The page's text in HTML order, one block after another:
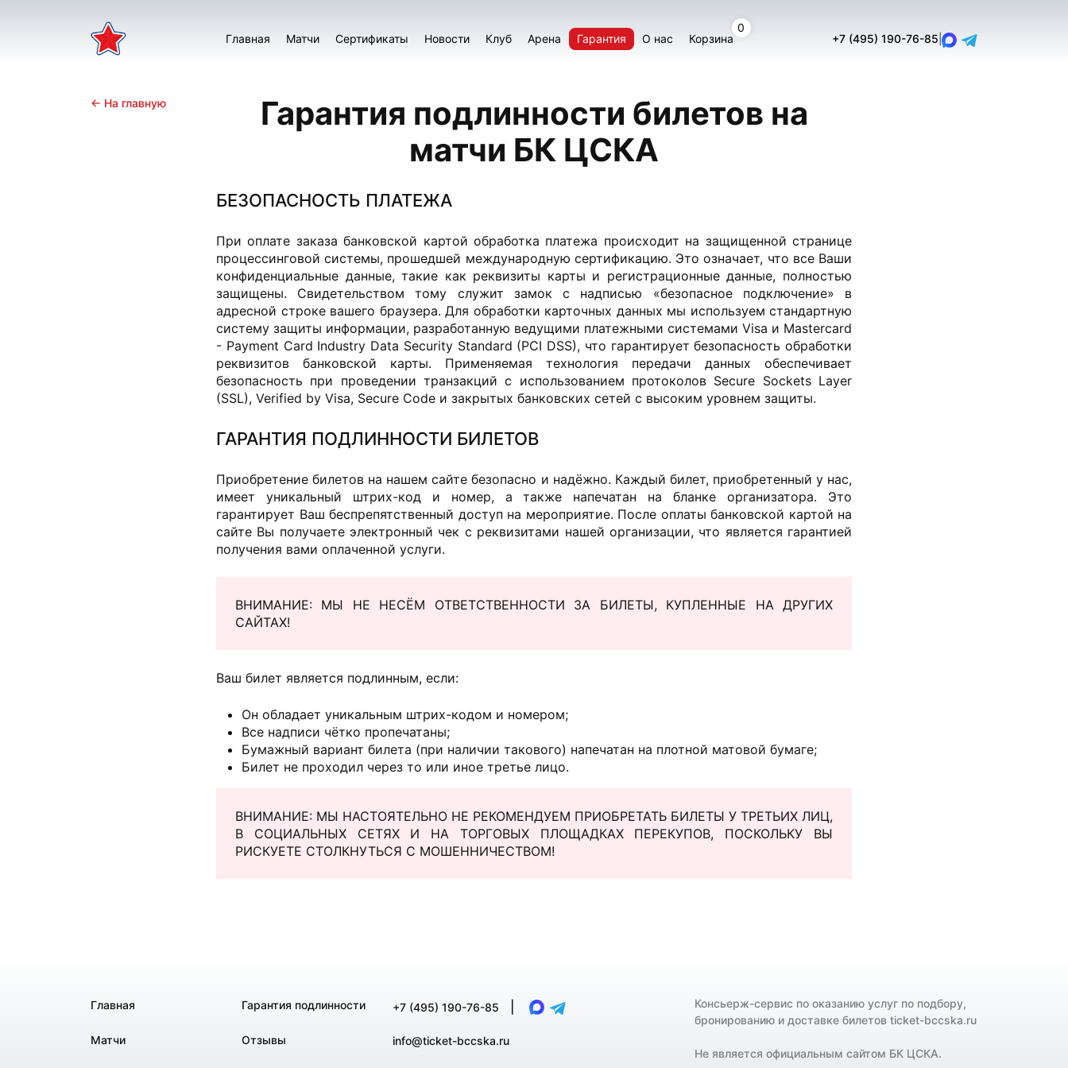
Главная Матчи Сертификаты Новости Клуб Арена Гарантия О нас Корзина
0
+7 (495) 190-76-85
← На главную
Гарантия подлинности билетов на
матчи БК ЦСКА
БЕЗОПАСНОСТЬ ПЛАТЕЖА
При оплате заказа банковской картой обработка платежа происходит на защищенной странице
процессинговой системы, прошедшей международную сертификацию. Это означает, что все Ваши
конфиденциальные данные, такие как реквизиты карты и регистрационные данные, полностью
защищены. Свидетельством тому служит замок с надписью «безопасное подключение» в
адресной строке вашего браузера. Для обработки карточных данных мы используем стандартную
систему защиты информации, разработанную ведущими платежными системами Visa и Mastercard
- Payment Card Industry Data Security Standard (PCI DSS), что гарантирует безопасность обработки
реквизитов банковской карты. Применяемая технология передачи данных обеспечивает
безопасность при проведении транзакций с использованием протоколов Secure Sockets Layer
(SSL), Verified by Visa, Secure Code и закрытых банковских сетей с высоким уровнем защиты.
ГАРАНТИЯ ПОДЛИННОСТИ БИЛЕТОВ
Приобретение билетов на нашем сайте безопасно и надёжно. Каждый билет, приобретенный у нас,
имеет уникальный штрих-код и номер, а также напечатан на бланке организатора. Это
гарантирует Ваш беспрепятственный доступ на мероприятие. После оплаты банковской картой на
сайте Вы получаете электронный чек с реквизитами нашей организации, что является гарантией
получения вами оплаченной услуги.
ВНИМАНИЕ: МЫ НЕ НЕСЁМ ОТВЕТСТВЕННОСТИ ЗА БИЛЕТЫ, КУПЛЕННЫЕ НА ДРУГИХ
САЙТАХ!
Ваш билет является подлинным, если:
Он обладает уникальным штрих-кодом и номером;
Все надписи чётко пропечатаны;
Бумажный вариант билета (при наличии такового) напечатан на плотной матовой бумаге;
Билет не проходил через то или иное третье лицо.
ВНИМАНИЕ: МЫ НАСТОЯТЕЛЬНО НЕ РЕКОМЕНДУЕМ ПРИОБРЕТАТЬ БИЛЕТЫ У ТРЕТЬИХ ЛИЦ,
В СОЦИАЛЬНЫХ СЕТЯХ И НА ТОРГОВЫХ ПЛОЩАДКАХ ПЕРЕКУПОВ, ПОСКОЛЬКУ ВЫ
РИСКУЕТЕ СТОЛКНУТЬСЯ С МОШЕННИЧЕСТВОМ!
Главная
Матчи
Гарантия подлинности
Отзывы
+7 (495) 190-76-85
info@ticket-bccska.ru
Консьерж-сервис по оказанию услуг по подбору,
бронированию и доставке билетов ticket-bccska.ru
Не является официальным сайтом БК ЦСКА.